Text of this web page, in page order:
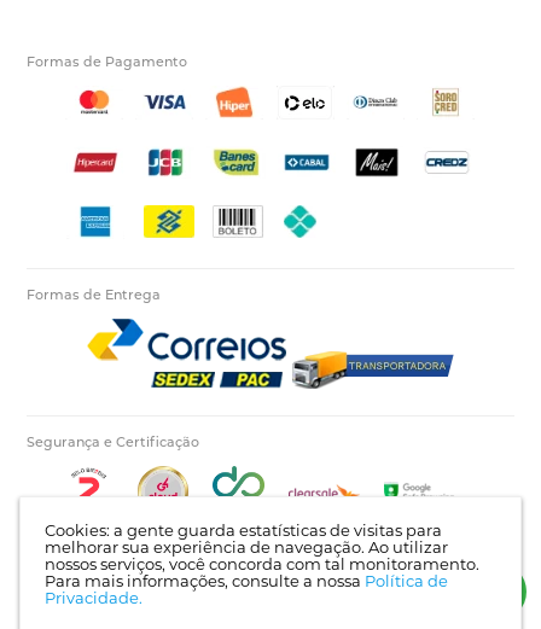
Cookies: a gente guarda estatísticas de visitas para
melhorar sua experiência de navegação. Ao utilizar
nossos serviços, você concorda com tal monitoramento.
Para mais informações, consulte a nossa Política de
Privacidade.
Formas de Pagamento
Formas de Entrega
Segurança e Certificação
Autopecas Tiete LTDA - CNPJ: 60.840.768/0001-03 | Rua Itajaí, 624 - Bairro Tietê |
Londrina - PR | CEP: 86025-450 |